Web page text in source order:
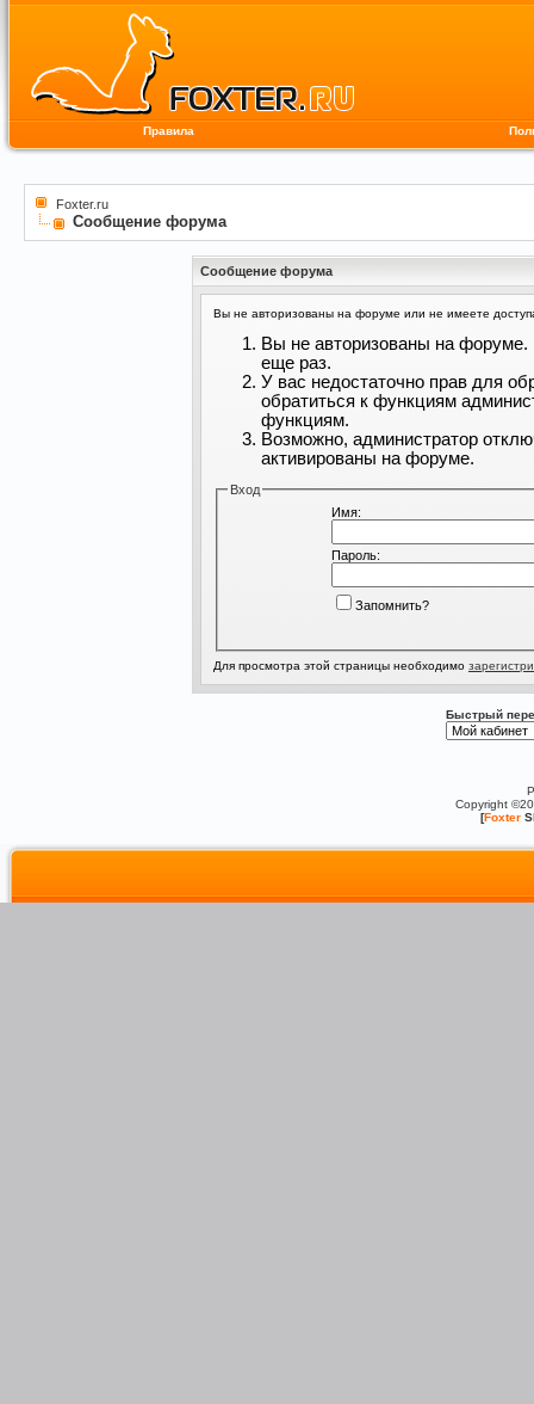
Правила
Foxter.ru
Сообщение форума
Сообщение форума
Вы не авторизованы на форуме или не имеете
Вы не авторизованы на форуме.
еще раз.
У вас недостаточно прав для
обратиться к функциям
функциям.
Возможно, администратор
активированы на форуме.
Вход
Имя:
Пароль:
Запомнить?
Для просмотра этой страницы необходимо
Быстрый
Copyright
[Foxter